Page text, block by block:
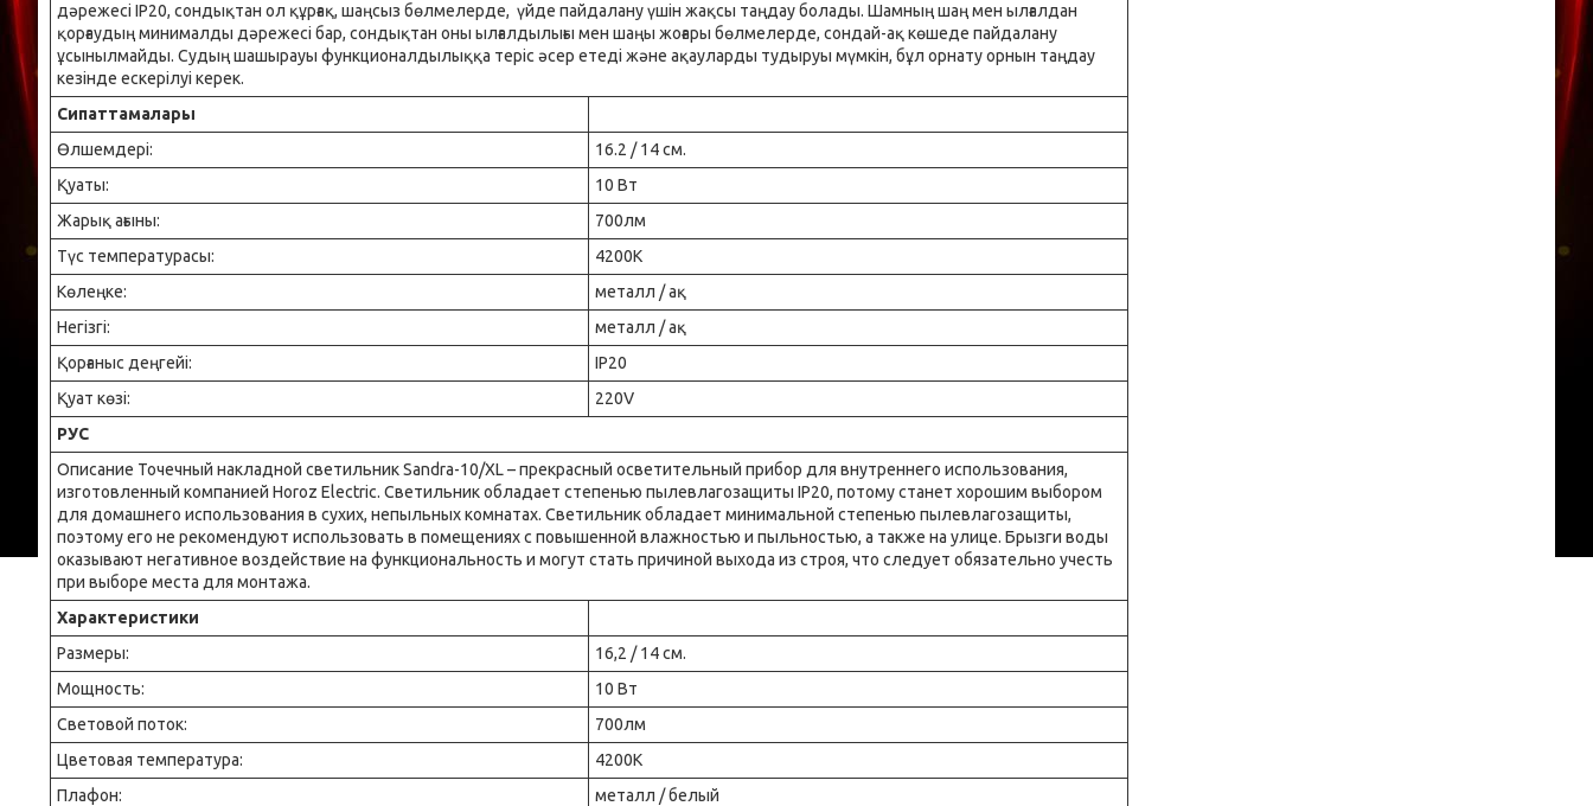
дәрежесі IP20, сондықтан ол құрғақ, шаңсыз бөлмелерде, үйде пайдалану үшін жақсы таңдау болады. Шамның шаң мен ылғалдан
қорғаудың минималды дәрежесі бар, сондықтан оны ылғалдылығы мен шаңы жоғары бөлмелерде, сондай-ақ көшеде пайдалану
ұсынылмайды. Судың шашырауы функционалдылыққа теріс әсер етеді және ақауларды тудыруы мүмкін, бұл орнату орнын таңдау
кезінде ескерілуі керек.
Сипаттамалары
Өлшемдері:
16.2 / 14 см.
Қуаты:
10 Вт
Жарық ағыны:
700лм
Түс температурасы:
4200K
Көлеңке:
металл / ақ
Негізгі:
металл / ақ
Қорғаныс деңгейі:
IP20
Қуат көзі:
220V
РУС
Описание Точечный накладной светильник Sandra-10/XL – прекрасный осветительный прибор для внутреннего использования,
изготовленный компанией Horoz Electric. Светильник обладает степенью пылевлагозащиты IP20, потому станет хорошим выбором
для домашнего использования в сухих, непыльных комнатах. Светильник обладает минимальной степенью пылевлагозащиты,
поэтому его не рекомендуют использовать в помещениях с повышенной влажностью и пыльностью, а также на улице. Брызги воды
оказывают негативное воздействие на функциональность и могут стать причиной выхода из строя, что следует обязательно учесть
при выборе места для монтажа.
Характеристики
Размеры:
16,2 / 14 см.
Мощность:
10 Вт
Световой поток:
700лм
Цветовая температура:
4200K
Плафон:
металл / белый